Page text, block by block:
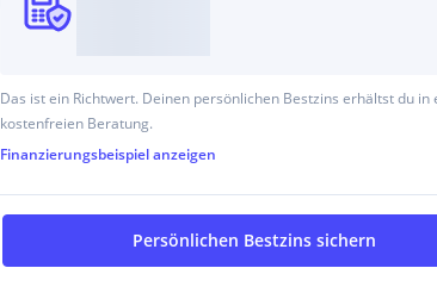
Das ist ein Richtwert. Deinen persönlichen Bestzins erhältst du in
kostenfreien Beratung.
Finanzierungsbeispielanzeigen
Persönlichen Bestzins sichern